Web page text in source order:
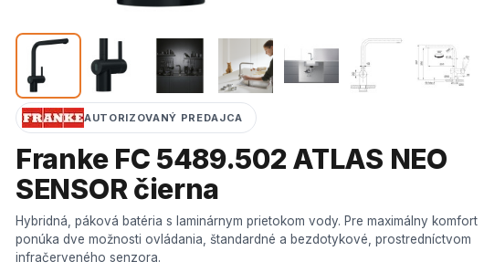
AUTORIZOVANÝ PREDAJCA
Franke FC 5489.502 ATLAS NEO
SENSOR čierna
Hybridná, páková batéria s laminárnym prietokom vody. Pre maximálny komfort
ponúka dve možnosti ovládania, štandardné a bezdotykové, prostredníctvom
infračerveného senzora.